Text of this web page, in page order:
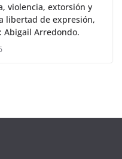
violencia, extorsión y
libertad de expresión,
Abigail Arredondo.